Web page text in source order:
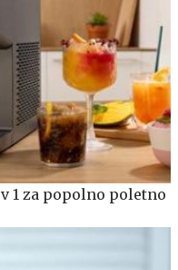
1 za popolno poletno